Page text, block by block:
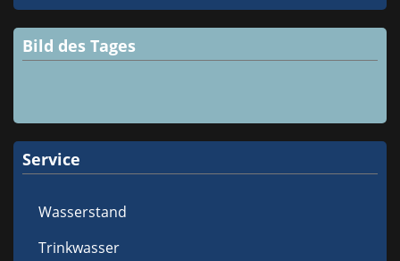
Bild des Tages
Service
Wasserstand
Trinkwasser